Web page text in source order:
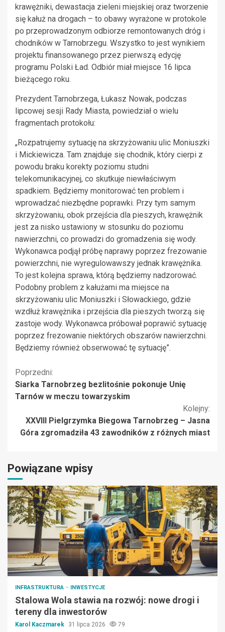
krawężniki, dewastacja zieleni miejskiej oraz tworzenie
się kałuż na drogach – to obawy wyrażone w protokole
po przeprowadzonym odbiorze remontowanych dróg i
chodników w Tarnobrzegu. Wszystko to jest wynikiem
projektu finansowanego przez pierwszą edycję
programu Polski Ład. Odbiór miał miejsce 16 lipca
bieżącego roku.
Prezydent Tarnobrzega, Łukasz Nowak, podczas
lipcowej sesji Rady Miasta, powiedział o wielu
fragmentach protokołu:
„Rozpatrujemy sytuację na skrzyżowaniu ulic Moniuszki
i Mickiewicza. Tam znajduje się chodnik, który cierpi z
powodu braku korekty poziomu studni
telekomunikacyjnej, co skutkuje niewłaściwym
spadkiem. Będziemy monitorować ten problem i
wprowadzać niezbędne poprawki. Przy tym samym
skrzyżowaniu, obok przejścia dla pieszych, krawężnik
jest za nisko ustawiony w stosunku do poziomu
nawierzchni, co prowadzi do gromadzenia się wody.
Wykonawca podjął próbę naprawy poprzez frezowanie
powierzchni, nie wyregulowawszy jednak krawężnika.
To jest kolejna sprawa, którą będziemy nadzorować.
Podobny problem z kałużami ma miejsce na
skrzyżowaniu ulic Moniuszki i Słowackiego, gdzie
wzdłuż krawężnika i przejścia dla pieszych tworzą się
zastoje wody. Wykonawca próbował poprawić sytuację
poprzez frezowanie niektórych obszarów nawierzchni.
Będziemy również obserwować tę sytuację”.
Kontynuuj
czytanie
Poprzedni:
Siarka Tarnobrzeg bezlitośnie pokonuje Unię
Tarnów w meczu towarzyskim
Kolejny:
XXVIII Pielgrzymka Biegowa Tarnobrzeg – Jasna
Góra zgromadziła 43 zawodników z różnych miast
Powiązane wpisy
INFRASTRUKTURA INWESTYCJE
Stalowa Wola stawia na rozwój: nowe drogi i
tereny dla inwestorów
Karol Kaczmarek 31 lipca 2026 79